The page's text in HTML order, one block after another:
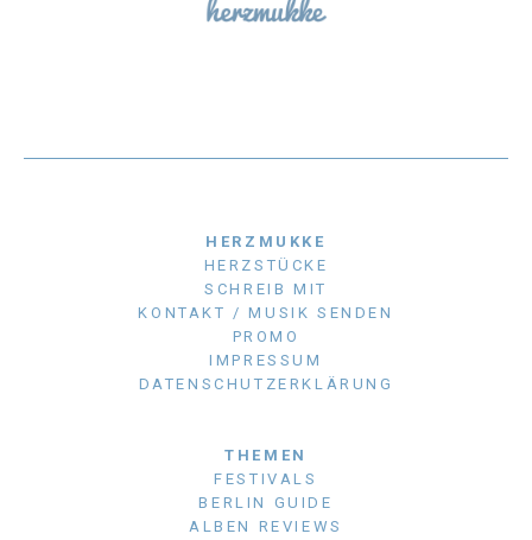
HERZMUKKE
HERZSTÜCKE
SCHREIB MIT
KONTAKT / MUSIK SENDEN
PROMO
IMPRESSUM
DATENSCHUTZERKLÄRUNG
THEMEN
FESTIVALS
BERLIN GUIDE
ALBEN REVIEWS